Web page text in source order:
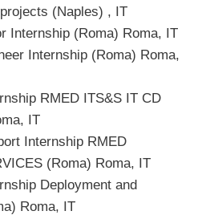
(Naples) , IT
Internship (Roma) Roma, IT
Internship (Roma) Roma,
RMED ITS&S IT CD
IT
Internship RMED
(Roma) Roma, IT
Deployment and
Roma, IT